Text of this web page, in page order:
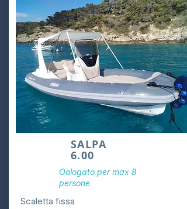
SALPA
6.00
Oologato per max 8
persone
Scaletta fissa